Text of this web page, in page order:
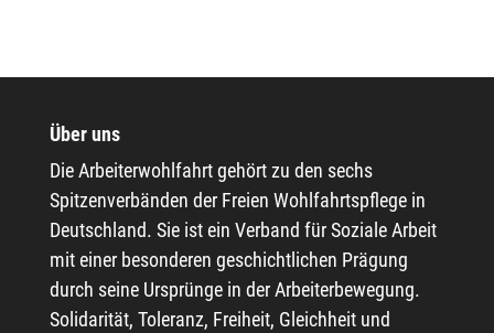
Über uns
Die Arbeiterwohlfahrt gehört zu den sechs
Spitzenverbänden der Freien Wohlfahrtspflege in
Deutschland. Sie ist ein Verband für Soziale Arbeit
mit einer besonderen geschichtlichen Prägung
durch seine Ursprünge in der Arbeiterbewegung.
Solidarität, Toleranz, Freiheit, Gleichheit und